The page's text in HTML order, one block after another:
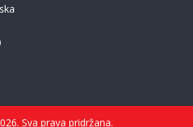
Sva prava pridržana.